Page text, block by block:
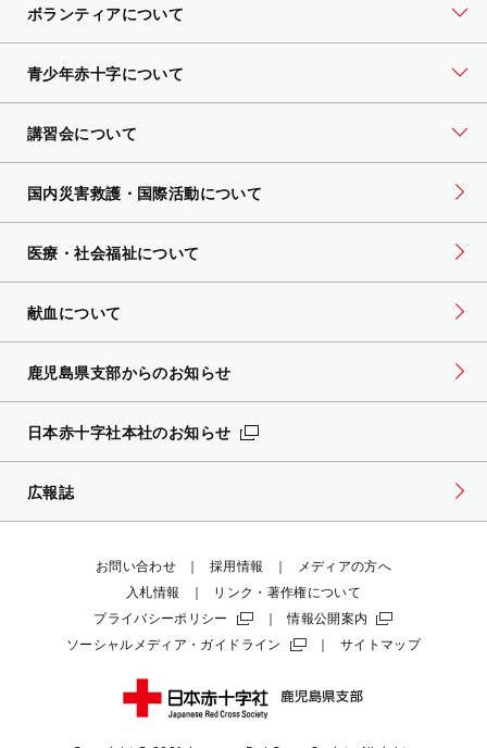
ボランティアについて
青少年赤十字について
講習会について
国内災害救護・国際活動について
医療・社会福祉について
献血について
鹿児島県支部からのお知らせ
日本赤十字社本社のお知らせ
広報誌
お問い合わせ 採用情報
メディアの方へ
入札情報
リンク・著作権について
プライバシーポリシー
情報公開案内
ソーシャルメディア・ガイドライン
サイトマップ